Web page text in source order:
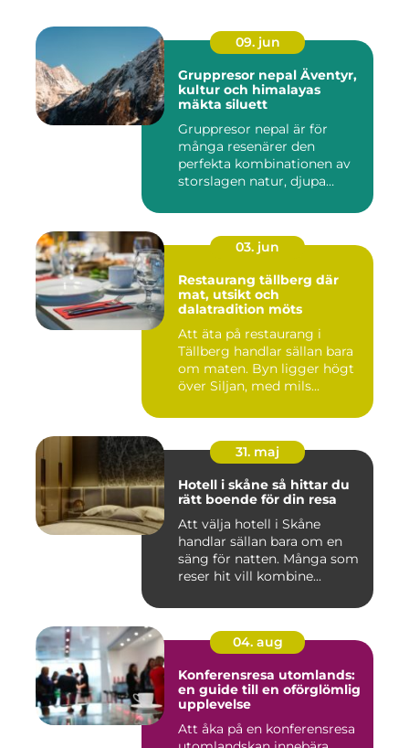
09. jun
Gruppresor nepal Äventyr,
kultur och himalayas
mäkta siluett
Gruppresor nepal är för
många resenärer den
perfekta kombinationen av
storslagen natur, djupa
03. jun
Restaurang tällberg där
mat, utsikt och
dalatradition möts
Att äta på restaurang i
Tällberg handlar sällan bara
om maten. Byn ligger högt
över Siljan, med mils...
31. maj
Hotell i skåne så hittar du
rätt boende för din resa
Att välja hotell i Skåne
handlar sällan bara om en
säng för natten. Många som
reser hit vill kombine...
04. aug
Konferensresa utomlands:
en guide till en oförglömlig
upplevelse
Att åka på en konferensresa